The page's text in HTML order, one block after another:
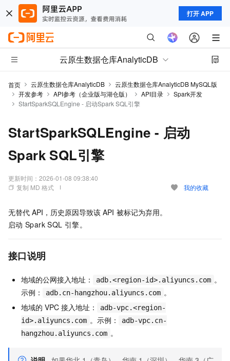
打开 APP
云原生数据仓库AnalyticDB
首页 云原生数据仓库AnalyticDB
云原生数据仓库AnalyticDB MySQL版
开发参考
API参考（企业版与湖仓版） API目录
Spark开发
StartSparkSQLEngine - 启动Spark SQL引擎
StartSparkSQLEngine - 启动
Spark SQL引擎
更新时间： 2026-01-08 09:38:40
复制 MD 格式
我的收藏
无替代 API，历史原因导致该 API 被标记为弃用。
启动 Spark SQL 引擎。
接口说明
地域的公网接入地址： adb.<region-id>.aliyuncs.com 。
示例：
adb.cn-hangzhou.aliyuncs.com 。
地域的 VPC 接入地址：
adb-vpc.<region-
id>.aliyuncs.com 。示例：
adb-vpc.cn-
hangzhou.aliyuncs.com 。